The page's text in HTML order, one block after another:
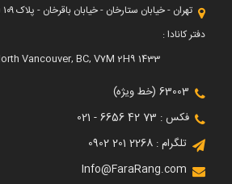
تهران - خیابان ستارخان - خیابان باقرخان - پلاک ۱۰۹ ( ساختمان فرا )
دفتر کانادا :
1433 Lonsdale Avenue, North Vancouver, BC, V7M 2H9
63003 (خط ویژه)
فکس : 73 42 6656 - 021
تلگرام : 2268 201 0902
Info@FaraRang.com